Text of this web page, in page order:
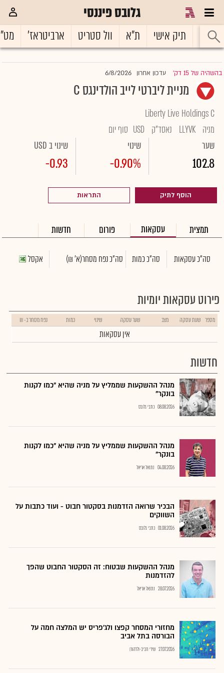
גלובס פיננסי
ראשי תיק אישי ת"א וול סטריט ארביטראז'
בהשהיה של 15 דק' |עדכון אחרון 6/8/2026
מניית ליברטי לייב הולדינגס C
Liberty Live Holdings C
מניה LLYVK נאסד"ק USD סוף יום
שער
102.8
שינוי
-0.90%
שינוי ב USD
-0.93
הוסף לתיק התראות
תמצית עסקאות פורום חדשות
סה"כ עסקאות סה"כ כמות סה"כ נפח מסחר(א' ₪) אקסל
פירוט עסקאות יומיות
מספר שעת עסקה מצב שער עסקה שינוי כמות נפח מסחר ב- ₪
אין עסקאות
חדשות
מנהל ההשקעות שממליץ על מניה שהיא "כמו לקנות
בונקר"
08.08.2026 כתבי גלובס
מנהל ההשקעות שממליץ על מניה שהיא "כמו לקנות
בונקר"
04.08.2026 נתנאל אריאל
הבכיר שרואה הזדמנות בסקטור חבוט - ועוד כתבות על
השווקים
01.08.2026 כתבי גלובס
מנהל ההשקעות שבטוח: זה הסקטור החבוט שהפך
להזדמנות
28.07.2026 נתנאל אריאל
מחזורי המסחר קפצו ולג'פריס יש המלצה חמה על
הבורסה בתל אביב
27.07.2026 שירי חביב-ולדהורן